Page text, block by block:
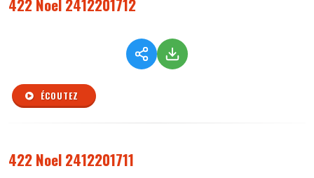
422 Noel 2412201712
ÉCOUTEZ
422 Noel 2412201711